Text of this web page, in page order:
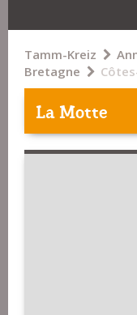
Tamm-Kreiz
Bretagne
La Motte